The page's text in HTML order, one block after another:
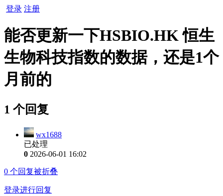
登录 注册
能否更新一下HSBIO.HK 恒生
生物科技指数的数据，还是1个
月前的
1 个回复
wx1688
已处理
0 2026-06-01 16:02
0 个回复被折叠
登录进行回复